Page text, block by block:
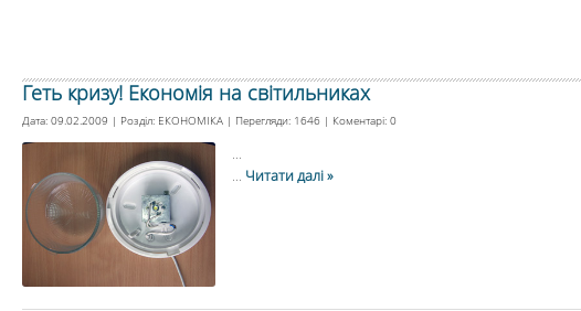
Геть кризу! Економія на світильниках
Дата: 09.02.2009 | Розділ: ЕКОНОМІКА | Перегляди: 1646 | Коментарі: 0
...
... Читати далі »